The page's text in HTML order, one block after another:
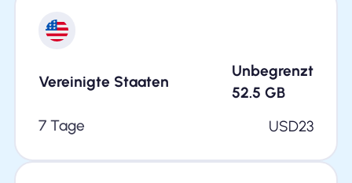
Vereinigte Staaten
Unbegrenzt
52.5 GB
7 Tage
USD23